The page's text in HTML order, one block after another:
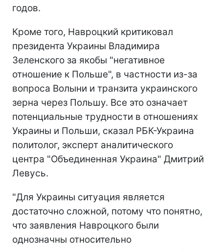
годов.
Кроме того, Навроцкий критиковал
президента Украины Владимира
Зеленского за якобы "негативное
отношение к Польше", в частности из-за
вопроса Волыни и транзита украинского
зерна через Польшу. Все это означает
потенциальные трудности в отношениях
Украины и Польши, сказал РБК-Украина
политолог, эксперт аналитического
центра "Объединенная Украина" Дмитрий
Левусь.
"Для Украины ситуация является
достаточно сложной, потому что понятно,
что заявления Навроцкого были
однозначны относительно